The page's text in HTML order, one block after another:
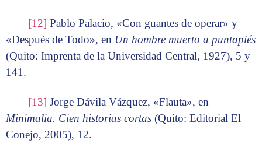
[12] Pablo Palacio, «Con guantes de operar» y
«Después de Todo», en Un hombre muerto a puntapiés
(Quito: Imprenta de la Universidad Central, 1927), 5 y
141.
[13] Jorge Dávila Vázquez, «Flauta», en
Minimalia. Cien historias cortas (Quito: Editorial El
Conejo, 2005), 12.